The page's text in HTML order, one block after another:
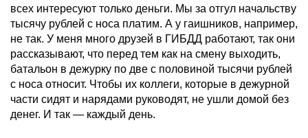
всех интересуют только деньги. Мы за отгул начальству
тысячу рублей с носа платим. А у гаишников, например,
не так. У меня много друзей в ГИБДД работают, так они
рассказывают, что перед тем как на смену выходить,
батальон в дежурку по две с половиной тысячи рублей
с носа относит. Чтобы их коллеги, которые в дежурной
части сидят и нарядами руководят, не ушли домой без
денег. И так — каждый день.